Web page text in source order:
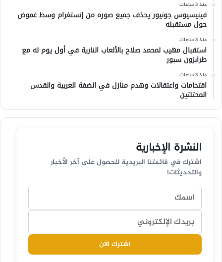
منذ 3 ساعات
فينيسيوس جونيور يحذف جميع صوره من إنستغرام وسط غموض
حول مستقبله
منذ 3 ساعات
استقبال مهيب لمحمد صلاح بالألعاب النارية في أول يوم له مع
طرابزون سبور
منذ 3 ساعات
اقتحامات واعتقالات وهدم منازل في الضفة الغربية والقدس
المحتلتين
النشرة الإخبارية
اشترك في قائمتنا البريدية للحصول على آخر الأخبار
والتحديثات!
اشترك الآن